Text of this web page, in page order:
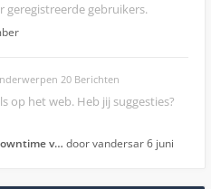
geregistreerde gebruikers.
20 Berichten
op het web. Heb jij suggesties?
v… door vandersar6 juni